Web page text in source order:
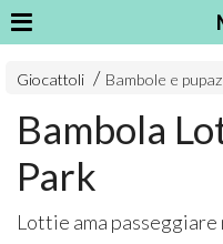
Giocattoli Bambole e
Bambola
Park
Lottie ama passeggiare